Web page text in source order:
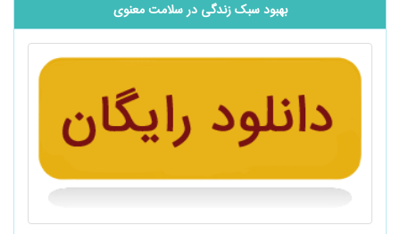
بهبود سبک زندگی در سلامت معنوی